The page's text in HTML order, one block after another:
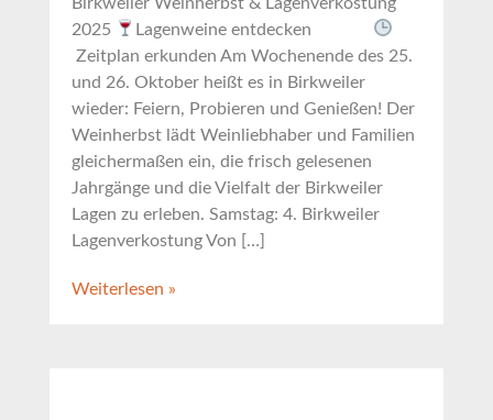
2025
Lagenweine entdecken
Zeitplan erkunden Am Wochenende des 25.
und 26. Oktober heißt es in Birkweiler
wieder: Feiern, Probieren und Genießen! Der
Weinherbst lädt Weinliebhaber und Familien
gleichermaßen ein, die frisch gelesenen
Jahrgänge und die Vielfalt der Birkweiler
Lagen zu erleben. Samstag: 4. Birkweiler
Lagenverkostung Von […]
Weiterlesen »